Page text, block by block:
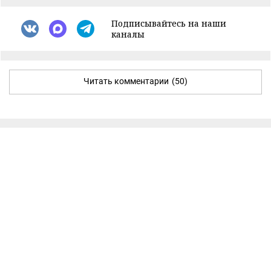
Подписывайтесь на наши
каналы
Читать комментарии (50)